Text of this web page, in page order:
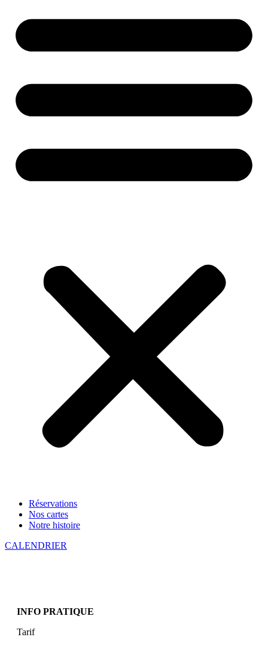
Réservations
Nos cartes
Notre histoire
CALENDRIER
INFO PRATIQUE
Tarif